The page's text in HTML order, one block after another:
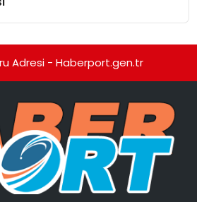
Adresi - Haberport.gen.tr